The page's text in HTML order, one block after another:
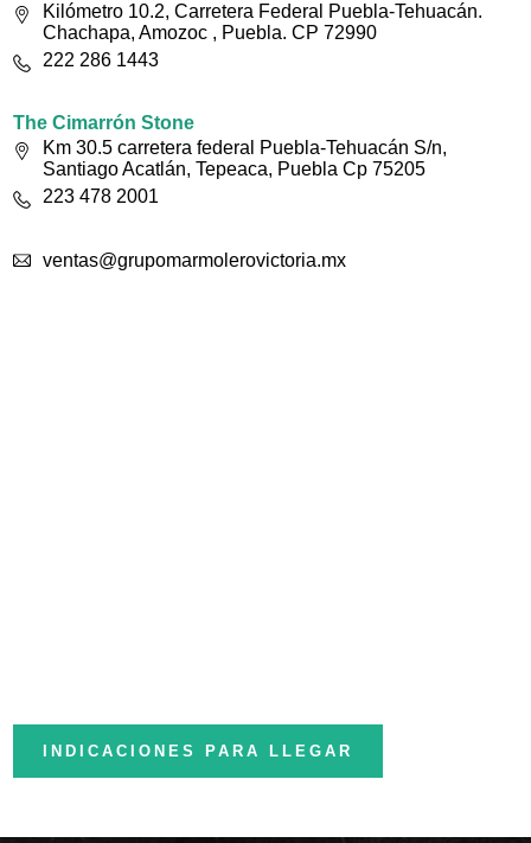
Kilómetro 10.2, Carretera Federal Puebla-Tehuacán.
Chachapa, Amozoc , Puebla. CP 72990
222 286 1443
The Cimarrón Stone
Km 30.5 carretera federal Puebla-Tehuacán S/n,
Santiago Acatlán, Tepeaca, Puebla Cp 75205
223 478 2001
ventas@grupomarmolerovictoria.mx
INDICACIONES PARA LLEGAR